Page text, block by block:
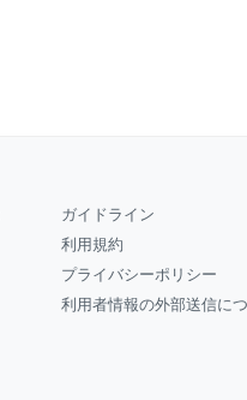
ガイドライン
利用規約
プライバシーポリシー
利用者情報の外部送信に